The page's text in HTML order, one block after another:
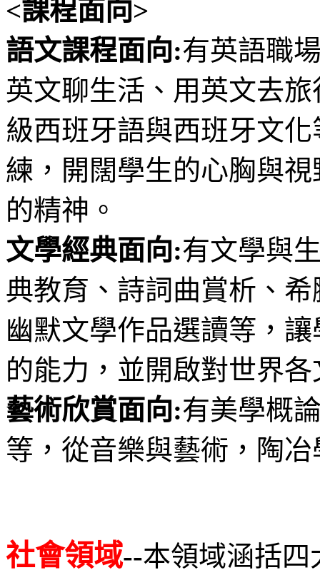
<課程面向>
語文課程面向:有英語職
英文聊生活、用英文去
級西班牙語與西班牙文
練，開闊學生的心胸與
的精神。
文學經典面向:有文學與
典教育、詩詞曲賞析、
幽默文學作品選讀等，
的能力，並開啟對世界
藝術欣賞面向:有美學概
等，從音樂與藝術，陶
社會領域--本領域涵括